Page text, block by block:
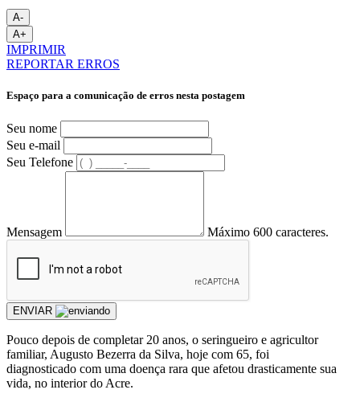
A-
A+
IMPRIMIR
REPORTAR ERROS
Espaço para a comunicação de erros nesta postagem
Seu nome
Seu e-mail
Seu Telefone
Mensagem Máximo 600 caracteres.
ENVIAR
Pouco depois de completar 20 anos, o seringueiro e agricultor
familiar, Augusto Bezerra da Silva, hoje com 65, foi
diagnosticado com uma doença rara que afetou drasticamente sua
vida, no interior do Acre.